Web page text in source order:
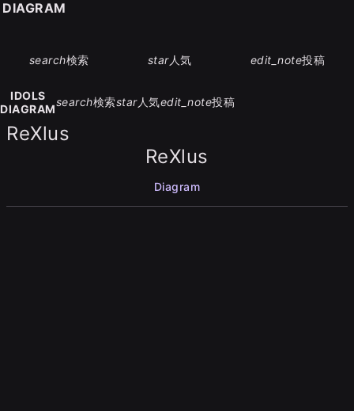
search検索 star人気 edit_note投稿
IDOLS
DIAGRAM
search検索star人気edit_note投稿
ReXlus
ReXlus
Diagram